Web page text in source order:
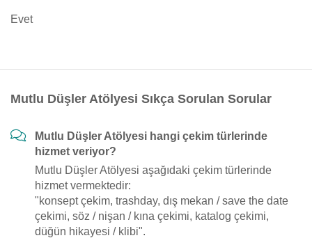
Evet
Mutlu Düşler Atölyesi Sıkça Sorulan Sorular
Mutlu Düşler Atölyesi hangi çekim türlerinde
hizmet veriyor?
Mutlu Düşler Atölyesi aşağıdaki çekim türlerinde
hizmet vermektedir:
"konsept çekim, trashday, dış mekan / save the date
çekimi, söz / nişan / kına çekimi, katalog çekimi,
düğün hikayesi / klibi".